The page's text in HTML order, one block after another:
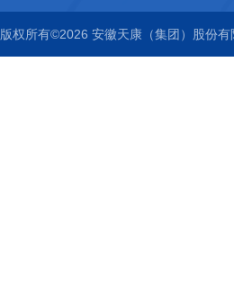
版权所有©2026 安徽天康（集团）股份